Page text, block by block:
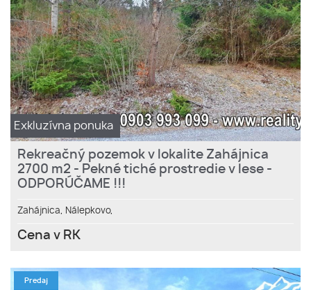
Exkluzívna ponuka
Rekreačný pozemok v lokalite Zahájnica
2700 m2 - Pekné tiché prostredie v lese -
ODPORÚČAME !!!
Zahájnica, Nálepkovo,
Cena v RK
Predaj